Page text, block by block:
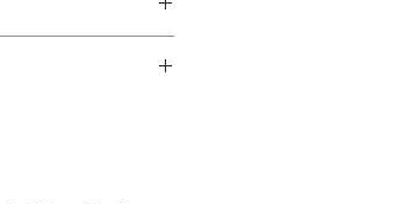
chat. Não
nos casos previstos